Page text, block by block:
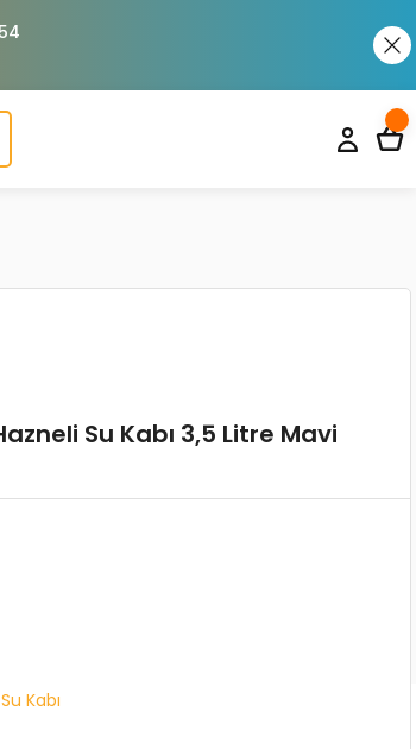
Su Kabı 3,5 Litre Mavi
Kabı